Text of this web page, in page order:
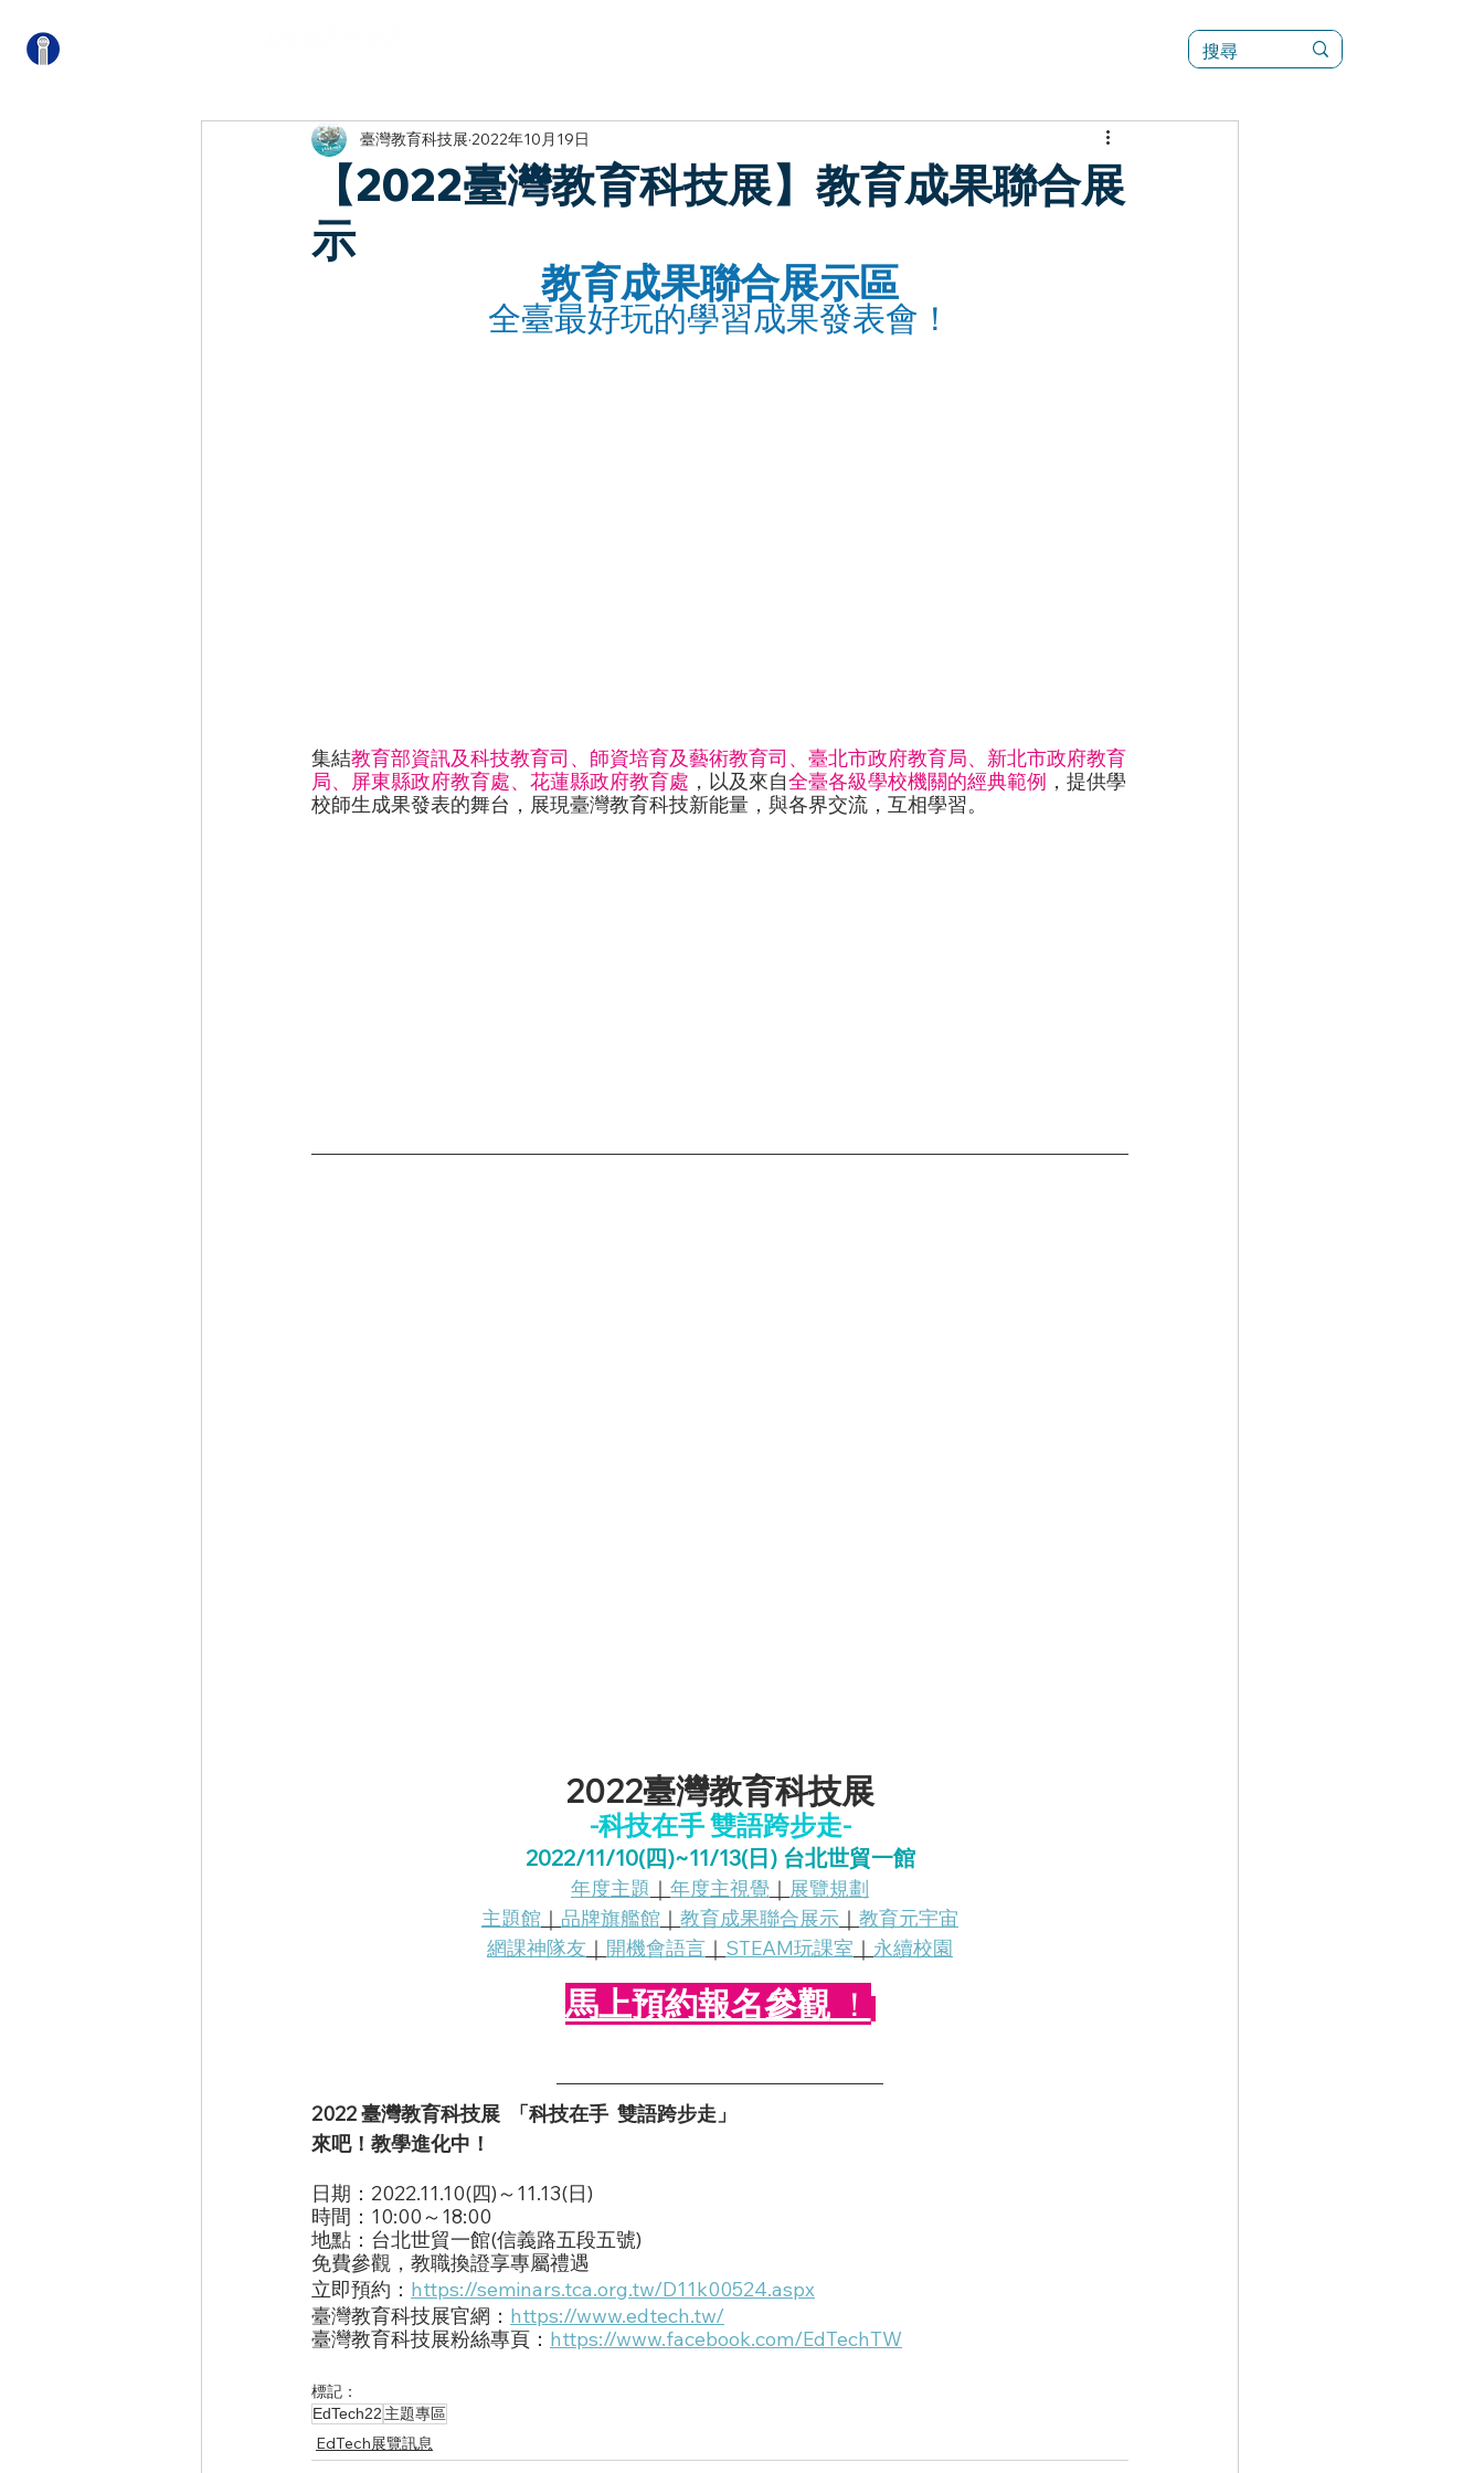
【2022臺灣教育科技展】教育成果聯合展
示
臺灣教育科技展 2022年10月19日
教育成果聯合展示區
全臺最好玩的學習成果發表會！
集結教育部資訊及科技教育司、師資培育及藝術教育司、臺北市政府教育局、新北市政府教育
局、屏東縣政府教育處、花蓮縣政府教育處 ，以及來自全臺各級學校機關的經典範例 ，提供學
校師生成果發表的舞台，展現臺灣教育科技新能量，與各界交流，互相學習。
2022臺灣教育科技展
-科技在手 雙語跨步走-
2022/11/10(四)~11/13(日) 台北世貿一館
年度主題 ｜ 年度主視覺 ｜ 展覽規劃
主題館 ｜ 品牌旗艦館 ｜ 教育成果聯合展示 ｜ 教育元宇宙
網課神隊友 ｜ 開機會語言 ｜ STEAM玩課室 ｜ 永續校園
馬上預約報名參觀 ！
2022 臺灣教育科技展  「科技在手  雙語跨步走」
來吧！教學進化中！
日期：2022.11.10(四)～11.13(日)
時間：10:00～18:00
地點：台北世貿一館(信義路五段五號)
免費參觀，教職換證享專屬禮遇
立即預約： https://seminars.tca.org.tw/D11k00524.aspx
臺灣教育科技展官網： https://www.edtech.tw/
臺灣教育科技展粉絲專頁： https://www.facebook.com/EdTechTW
標記：
EdTech22 主題專區
EdTech展覽訊息